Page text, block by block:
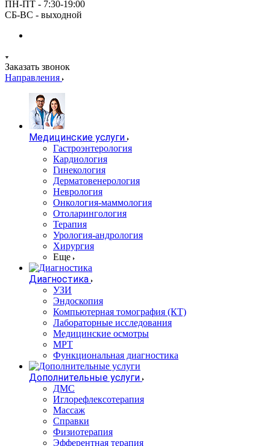
ПН-ПТ - 7:30-19:00
СБ-ВС - выходной
Заказать звонок
Направления
Медицинские услуги
Гастроэнтерология
Кардиология
Гинекология
Дерматовенерология
Неврология
Онкология-маммология
Отоларингология
Терапия
Урология-андрология
Хирургия
Еще
Диагностика
УЗИ
Эндоскопия
Компьютерная томография (КТ)
Лабораторные исследования
Медицинские осмотры
МРТ
Функциональная диагностика
Дополнительные услуги
ДМС
Иглорефлексотерапия
Массаж
Справки
Физиотерапия
Эфферентная терапия